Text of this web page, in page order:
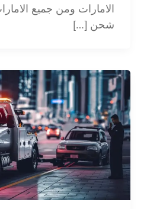
الامارات ومن جميع
شحن […]